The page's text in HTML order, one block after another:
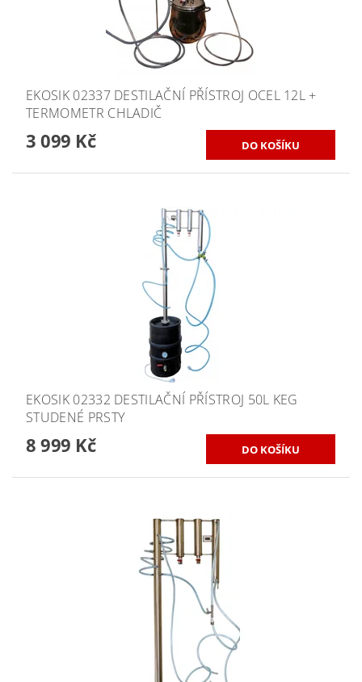
EKOSIK 02337 DESTILAČNÍ PŘÍSTROJ OCEL 12L +
TERMOMETR CHLADIČ
3 099 Kč
EKOSIK 02332 DESTILAČNÍ PŘÍSTROJ 50L KEG
STUDENÉ PRSTY
8 999 Kč